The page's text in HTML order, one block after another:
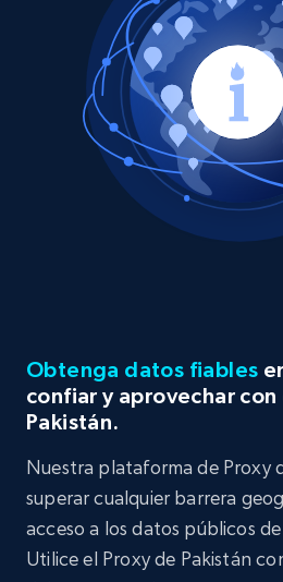
Obtenga datos fiables
confiar y aprovechar con
Pakistán.
Nuestra plataforma de Proxy
superar cualquier barrera
acceso a los datos públicos
Utilice el Proxy de Pakistán